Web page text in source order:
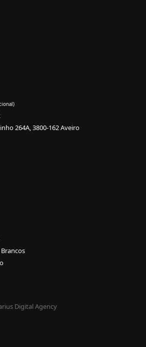
264A, 3800-162 Aveiro
Digital Agency